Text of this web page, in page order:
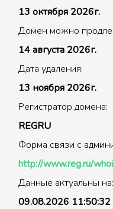
13 октября 2026г.
Домен можно
14 августа 2026г.
Дата удаления:
13 ноября 2026г.
Регистратор домена:
REGRU
Форма связи с
http://www.reg.ru/
Данные актуальны на:
09.08.2026 11:50:32